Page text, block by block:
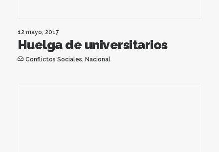
12 mayo, 2017
Huelga de universitarios
Conflictos Sociales, Nacional